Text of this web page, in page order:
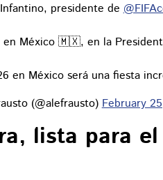
presidente de
en México 🇲🇽, en la
en México será una fiesta
(@alefrausto)February
lista para